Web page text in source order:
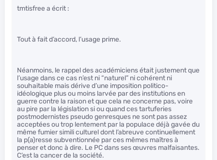
tmtisfree a écrit :
Tout à fait d’accord, l’usage prime.
Néanmoins, le rappel des académiciens était justement que
l’usage dans ce cas n’est ni “naturel” ni cohérent ni
souhaitable mais dérive d’une imposition politico-
idéologique plus ou moins larvée par des institutions en
guerre contre la raison et que cela ne concerne pas, voire
au pire par la législation si ou quand ces tartuferies
postmodernistes pseudo genresques ne sont pas assez
acceptées ou trop lentement par la populace déjà gavée du
même fumier simili culturel dont l’abreuve continuellement
la p(a)resse subventionnée par ces mêmes maîtres à
penser et donc à dire. Le PC dans ses œuvres malfaisantes.
C’est la cancer de la société.